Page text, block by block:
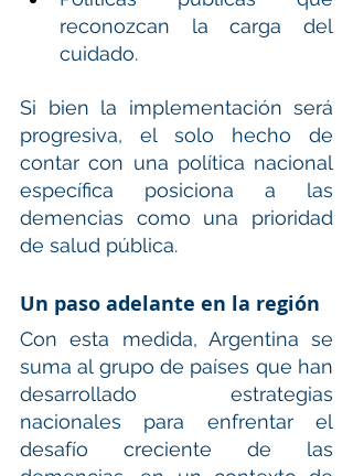
reconozcan la carga del
cuidado.
Si bien la implementación será
progresiva, el solo hecho de
contar con una política nacional
específica posiciona a las
demencias como una prioridad
de salud pública.
Un paso adelante en la región
Con esta medida, Argentina se
suma al grupo de países que han
desarrollado estrategias
nacionales para enfrentar el
desafío creciente de las